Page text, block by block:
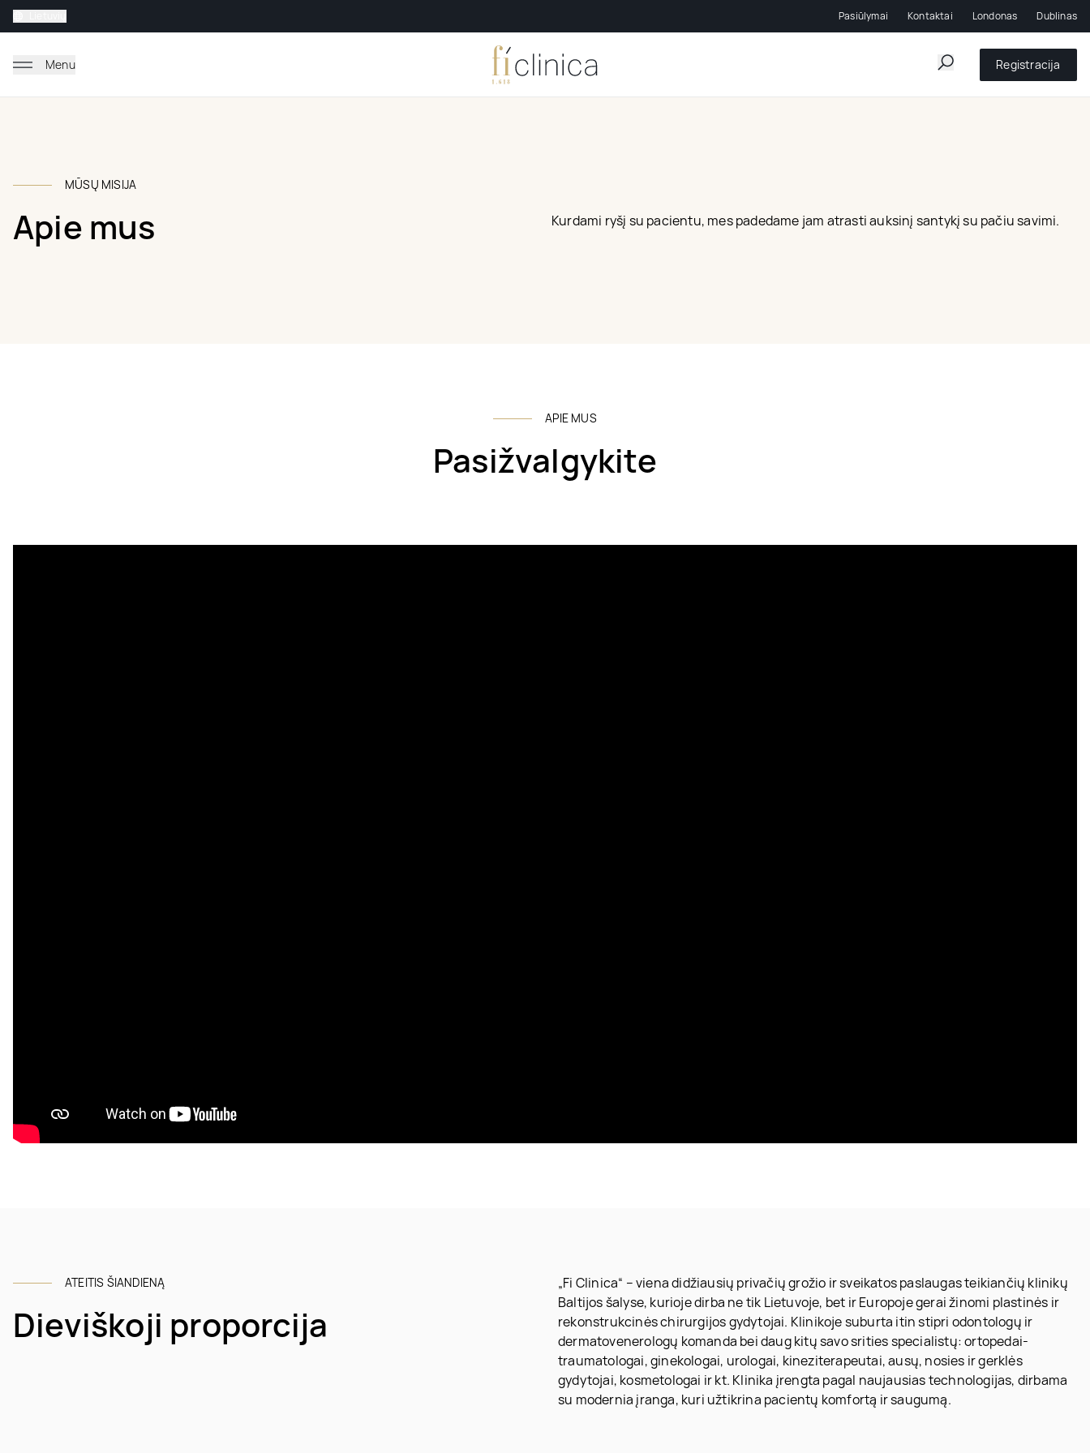
Pasiūlymai Kontaktai Londonas Dublinas
Menu Registracija
MŪSŲ MISIJA
Apie mus Kurdami ryšį su pacientu, mes padedame jam atrasti auksinį santykį su pačiu savimi.
APIE MUS
Pasižvalgykite
ATEITIS ŠIANDIENĄ
Dieviškoji proporcija
„Fi Clinica“ – viena didžiausių privačių grožio ir sveikatos paslaugas teikiančių klinikų
Baltijos šalyse, kurioje dirba ne tik Lietuvoje, bet ir Europoje gerai žinomi plastinės ir
rekonstrukcinės chirurgijos gydytojai. Klinikoje suburta itin stipri odontologų ir
dermatovenerologų komanda bei daug kitų savo srities specialistų: ortopedai-
traumatologai, ginekologai, urologai, kineziterapeutai, ausų, nosies ir gerklės
gydytojai, kosmetologai ir kt. Klinika įrengta pagal naujausias technologijas, dirbama
su modernia įranga, kuri užtikrina pacientų komfortą ir saugumą.